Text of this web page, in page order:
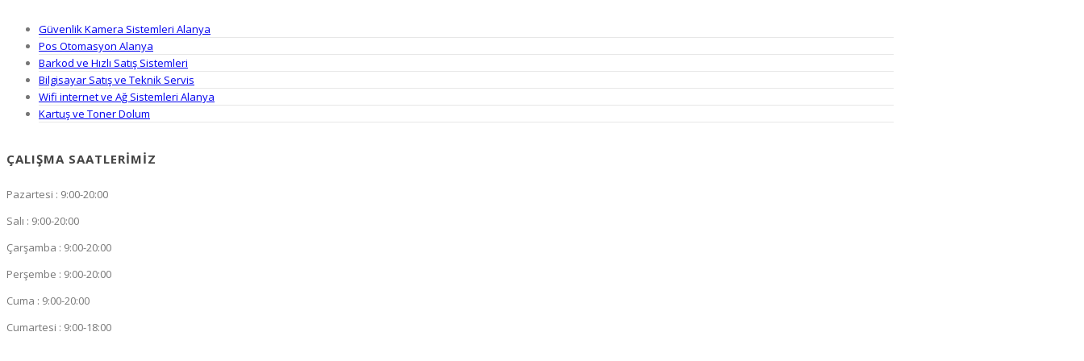
Güvenlik Kamera Sistemleri Alanya
Pos Otomasyon Alanya
Barkod ve Hızlı Satış Sistemleri
Bilgisayar Satış ve Teknik Servis
Wifi internet ve Ağ Sistemleri Alanya
Kartuş ve Toner Dolum
ÇALIŞMA SAATLERIMIZ
Pazartesi : 9:00-20:00
Salı : 9:00-20:00
Çarşamba : 9:00-20:00
Perşembe : 9:00-20:00
Cuma : 9:00-20:00
Cumartesi : 9:00-18:00